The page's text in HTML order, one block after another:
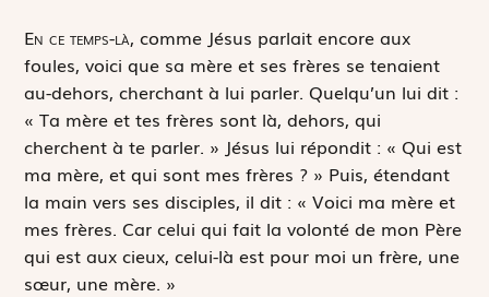
En ce temps-là, comme Jésus parlait encore aux
foules, voici que sa mère et ses frères se tenaient
au-dehors, cherchant à lui parler. Quelqu’un lui dit :
« Ta mère et tes frères sont là, dehors, qui
cherchent à te parler. » Jésus lui répondit : « Qui est
ma mère, et qui sont mes frères ? » Puis, étendant
la main vers ses disciples, il dit : « Voici ma mère et
mes frères. Car celui qui fait la volonté de mon Père
qui est aux cieux, celui-là est pour moi un frère, une
sœur, une mère. »